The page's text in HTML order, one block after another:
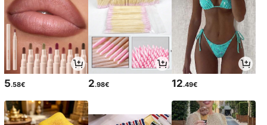
5.58€ 2.98€ 12.49€